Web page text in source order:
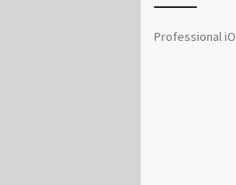
Professional